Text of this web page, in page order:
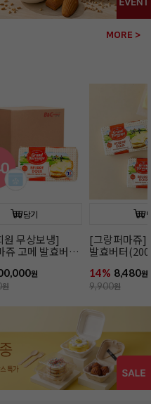
MORE >
담기
무상보냉]
쥬 고메 발효버터
원
원
[그랑퍼마쥬]
발효버터
15% 8,480원
9,990원